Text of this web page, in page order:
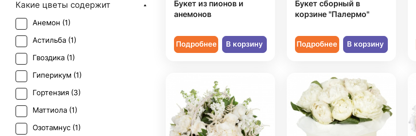
Букет из пионов и
анемонов
Подробнее В корзину
Букет сборный в
корзине "Палермо"
Подробнее В корзину
Какие цветы содержит
Анемон (1)
Астильба (1)
Гвоздика (1)
Гиперикум (1)
Гортензия (3)
Маттиола (1)
Озотамнус (1)